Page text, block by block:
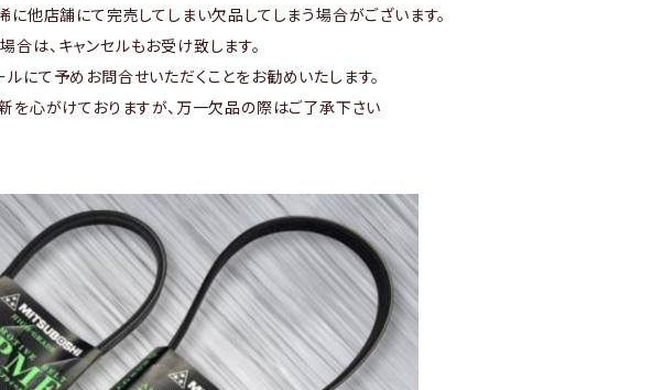
に他店舗にて完売してしまい欠品してしまう場合がございます。
は、キャンセルもお受け致します。
にて予めお問合せいただくことをお勧めいたします。
を心がけておりますが、万一欠品の際はご了承下さい